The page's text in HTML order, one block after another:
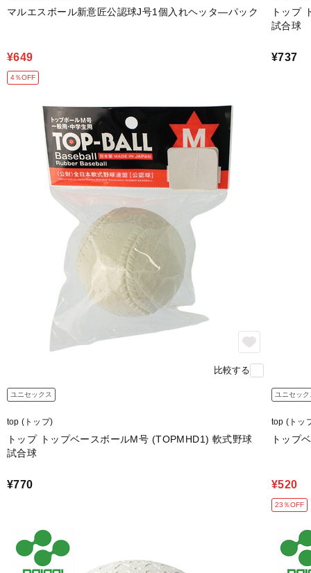
マルエスボール新意匠公認球J号1個入れヘッタ―パック
¥649
4％OFF
トップ
試合球
¥737
比較する
ユニセックス
top (トップ)
トップ トップベースボールM号 (TOPMHD1) 軟式野球
試合球
¥770
ユニセック
top (トッ
トップ
¥520
23％OFF